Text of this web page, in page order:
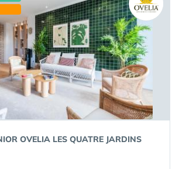
OVELIA LES QUATRE JARDINS